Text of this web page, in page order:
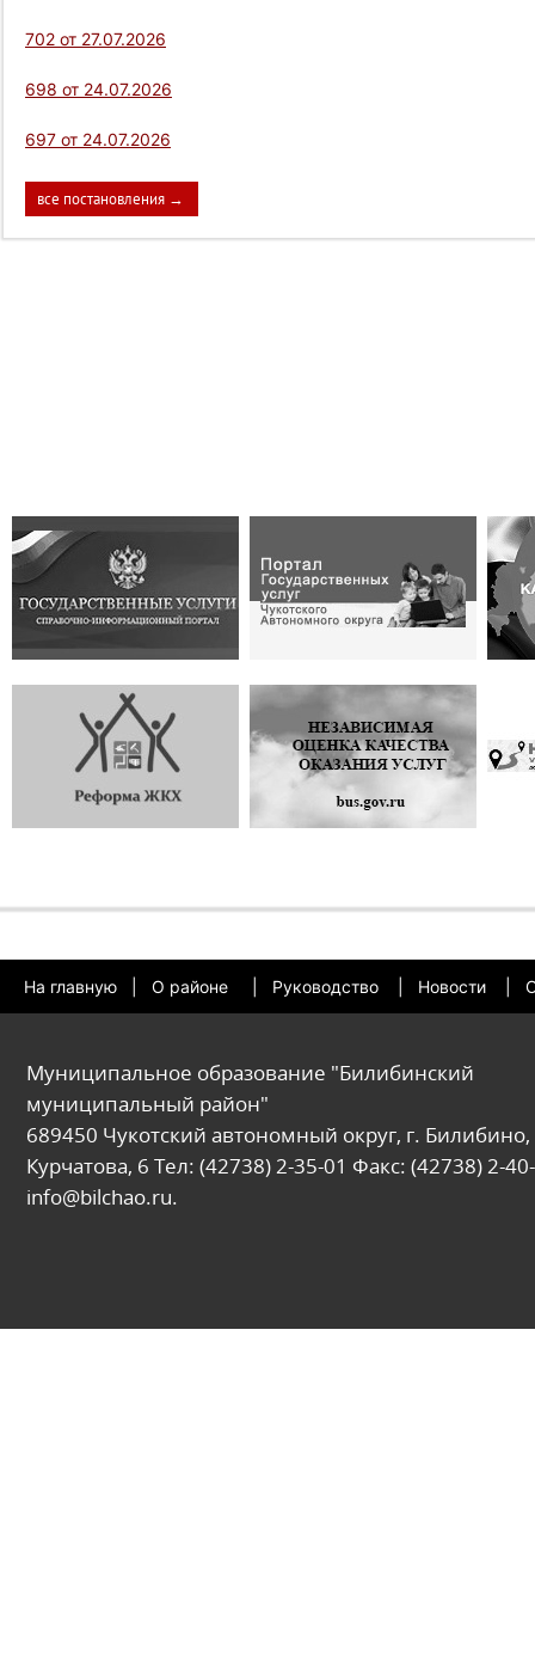
702 от 27.07.2026
698 от 24.07.2026
697 от 24.07.2026
все постановления →
На главную О районе Руководство Новости
Муниципальное образование "Билибинский
муниципальный район"
689450 Чукотский автономный округ, г. Билибино,
Курчатова, 6 Тел: (42738) 2-35-01 Факс: (42738) 2-
info@bilchao.ru.